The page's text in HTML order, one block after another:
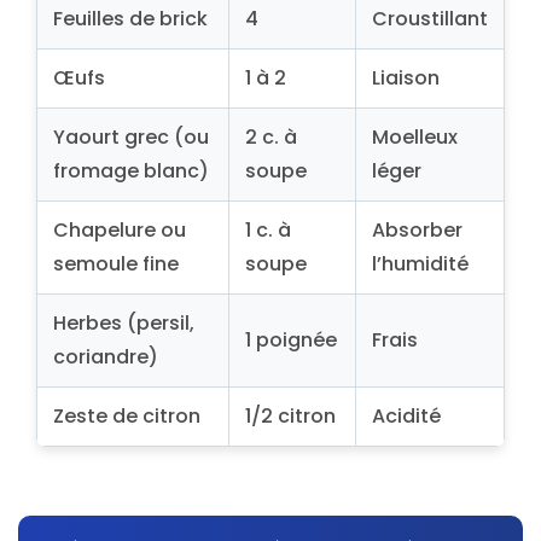
Feuilles de brick 4 Croustillant
Œufs 1 à 2 Liaison
Yaourt grec (ou
fromage blanc)
2 c. à
soupe
Moelleux
léger
Chapelure ou
semoule fine
1 c. à
soupe
Absorber
l’humidité
Herbes (persil,
coriandre)
1 poignée Frais
Zeste de citron 1/2 citron Acidité